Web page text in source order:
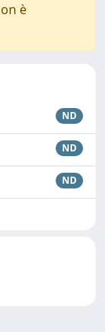
è
ND
ND
ND